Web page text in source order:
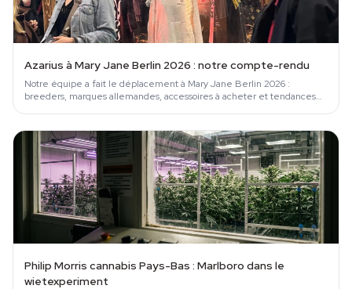
Azarius à Mary Jane Berlin 2026 : notre compte-rendu
Notre équipe a fait le déplacement à Mary Jane Berlin 2026 :
breeders, marques allemandes, accessoires à acheter et tendances
Philip Morris cannabis Pays-Bas : Marlboro dans le
wietexperiment